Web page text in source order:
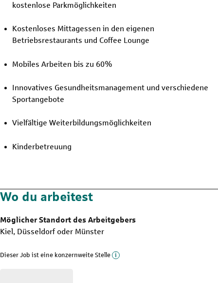
kostenlose Parkmöglichkeiten
Kostenloses Mittagessen in den eigenen
Betriebsrestaurants und Coffee Lounge
Mobiles Arbeiten bis zu 60%
Innovatives Gesundheitsmanagement und verschiedene
Sportangebote
Vielfältige Weiterbildungsmöglichkeiten
Kinderbetreuung
Wo du arbeitest
Möglicher Standort des Arbeitgebers
Kiel, Düsseldorf oder Münster
Dieser Job ist eine konzernweite Stelle Mehr Informationen zu